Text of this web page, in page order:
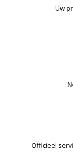
Uw
Officieel